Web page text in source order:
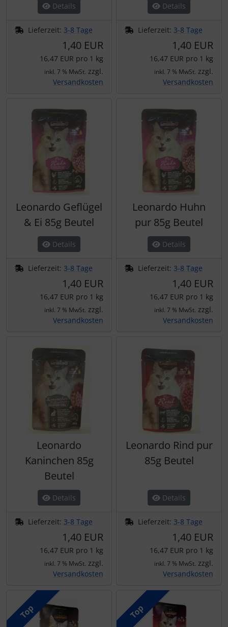
Details
Lieferzeit: 3-8 Tage
1,40 EUR
16,47 EUR pro 1 kg
inkl. 7 % MwSt. zzgl.
Versandkosten
Details
Lieferzeit: 3-8 Tage
1,40 EUR
16,47 EUR pro 1 kg
inkl. 7 % MwSt. zzgl.
Versandkosten
Leonardo Geflügel
& Ei 85g Beutel
Details
Lieferzeit: 3-8 Tage
1,40 EUR
16,47 EUR pro 1 kg
inkl. 7 % MwSt. zzgl.
Versandkosten
Leonardo Huhn
pur 85g Beutel
Details
Lieferzeit: 3-8 Tage
1,40 EUR
16,47 EUR pro 1 kg
inkl. 7 % MwSt. zzgl.
Versandkosten
Leonardo
Kaninchen 85g
Beutel
Details
Lieferzeit: 3-8 Tage
1,40 EUR
16,47 EUR pro 1 kg
inkl. 7 % MwSt. zzgl.
Versandkosten
Leonardo Rind pur
85g Beutel
Details
Lieferzeit: 3-8 Tage
1,40 EUR
16,47 EUR pro 1 kg
inkl. 7 % MwSt. zzgl.
Versandkosten
Top Top